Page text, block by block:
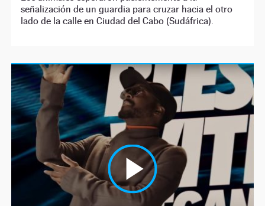
señalización de un guardia para cruzar hacia el otro
lado de la calle en Ciudad del Cabo (Sudáfrica).